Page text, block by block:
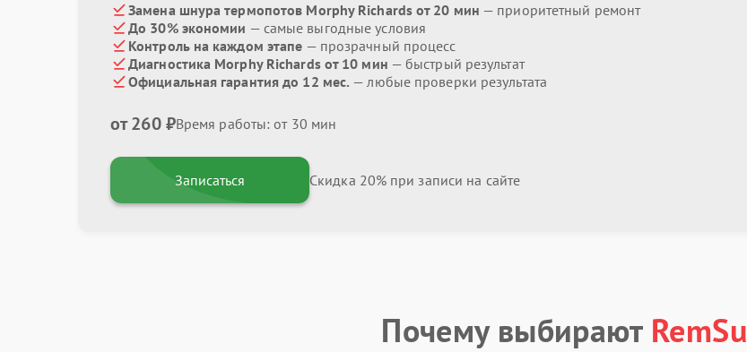
Замена шнура термопотов Morphy Richards от 20 мин — приоритетный ремонт
До 30% экономии — самые выгодные условия
Контроль на каждом этапе — прозрачный процесс
Диагностика Morphy Richards от 10 мин — быстрый результат
Официальная гарантия до 12 мес. — любые проверки результата
от 260 ₽Время работы: от 30 мин
Записаться Скидка 20% при записи на сайте
Почему выбирают